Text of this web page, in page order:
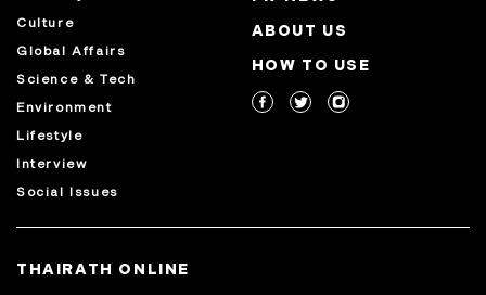
Culture
Global Affairs
Science & Tech
Environment
Lifestyle
Interview
Social Issues
ABOUT US
HOW TO USE
THAIRATH ONLINE